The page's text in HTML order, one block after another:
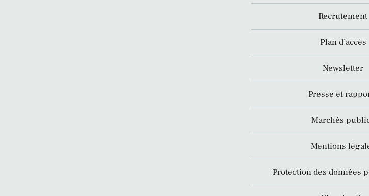
Recrutement
Plan d’accès
Newsletter
Presse et
Marchés
Mentions
Protection des données